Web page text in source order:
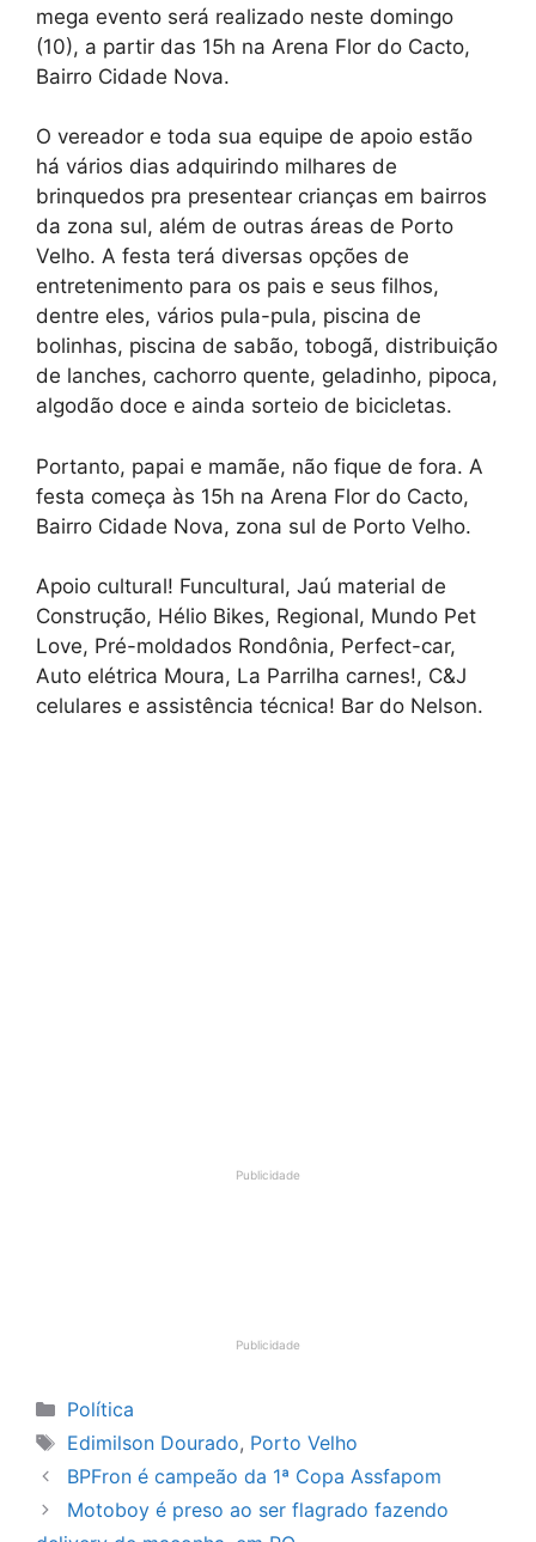
mega evento será realizado neste domingo
(10), a partir das 15h na Arena Flor do Cacto,
Bairro Cidade Nova.
O vereador e toda sua equipe de apoio estão
há vários dias adquirindo milhares de
brinquedos pra presentear crianças em bairros
da zona sul, além de outras áreas de Porto
Velho. A festa terá diversas opções de
entretenimento para os pais e seus filhos,
dentre eles, vários pula-pula, piscina de
bolinhas, piscina de sabão, tobogã, distribuição
de lanches, cachorro quente, geladinho, pipoca,
algodão doce e ainda sorteio de bicicletas.
Portanto, papai e mamãe, não fique de fora. A
festa começa às 15h na Arena Flor do Cacto,
Bairro Cidade Nova, zona sul de Porto Velho.
Apoio cultural! Funcultural, Jaú material de
Construção, Hélio Bikes, Regional, Mundo Pet
Love, Pré-moldados Rondônia, Perfect-car,
Auto elétrica Moura, La Parrilha carnes!, C&J
celulares e assistência técnica! Bar do Nelson.
Publicidade
Publicidade
Categorias
Política
Tags
Edimilson Dourado, Porto Velho
BPFron é campeão da 1ª Copa Assfapom
Motoboy é preso ao ser flagrado fazendo